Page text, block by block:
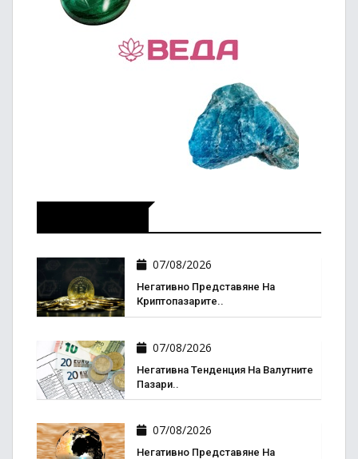
07/08/2026
Негативно Представяне На
Криптопазарите..
07/08/2026
Негативна Тенденция На Валутните
Пазари..
07/08/2026
Негативно Представяне На